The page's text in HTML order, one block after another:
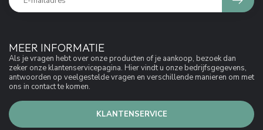
MEER INFORMATIE
Als je vragen hebt over onze producten of je aankoop, bezoek dan
zeker onze klantenservicepagina. Hier vindt u onze bedrijfsgegevens,
antwoorden op veelgestelde vragen en verschillende manieren om met
ons in contact te komen.
KLANTENSERVICE